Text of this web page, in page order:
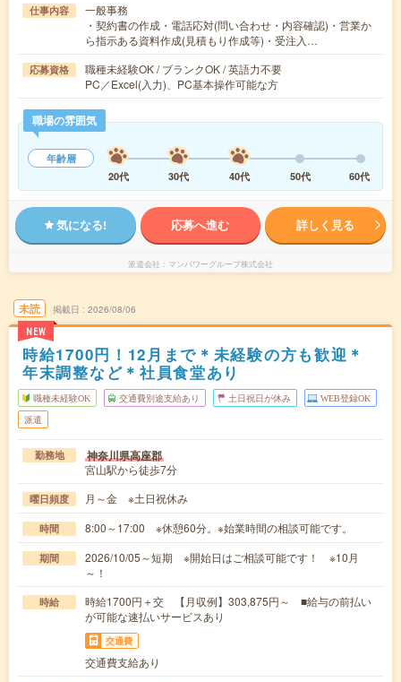
仕事内容
一般事務
・契約書の作成・電話応対(問い合わせ・内容確認)・営業か
ら指示ある資料作成(見積もり作成等)・受注入…
応募資格
職種未経験OK / ブランクOK / 英語力不要
PC／Excel(入力)、PC基本操作可能な方
職場の雰囲気
年齢層
20代
30代 40代 50代 60代
気になる! 応募へ進む 詳しく見る
派遣会社 マンパワーグループ株式会社
未読
NEW
掲載日 2026/08/06
時給1700円！12月まで＊未経験の方も歓迎＊
年末調整など＊社員食堂あり
職種未経験OK 交通費別途支給あり 土日祝日が休み WEB登録OK
派遣
勤務地 神奈川県高座郡
宮山駅から徒歩7分
曜日頻度 月～金 ※土日祝休み
時間 8:00～17:00 ※休憩60分。※始業時間の相談可能です。
期間
2026/10/05～短期 ※開始日はご相談可能です！ ※10月
～！
時給
時給1700円＋交 【月収例】303,875円～ ■給与の前払い
が可能な速払いサービスあり
交通費
交通費支給あり